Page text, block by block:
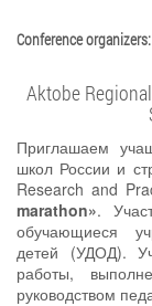
Conference organizers:
Aktobe
Приглашаем
школ России и
Research and
marathon».
обучающиеся
детей (УДОД).
работы,
руководством